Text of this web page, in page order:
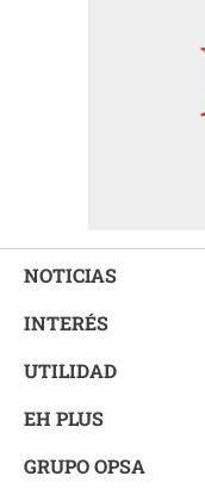
NOTICIAS
INTERÉS
UTILIDAD
EH PLUS
GRUPO OPSA